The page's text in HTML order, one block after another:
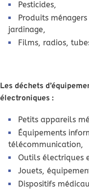
Pesticides,
Produits
jardinage,
Films, radios,
Les déchets
électroniques :
Petits appareils
Équipements
télécommunication,
Outils électriques
Jouets,
Dispositifs